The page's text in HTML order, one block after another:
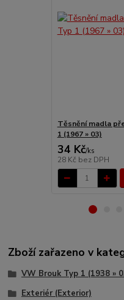
Těsnění madla
1 (1967 » 03)
34 Kč/ks
28 Kč bez DPH
Zboží zařazeno v
VW Brouk Typ 1 (1938 »
Exteriér (Exterior)